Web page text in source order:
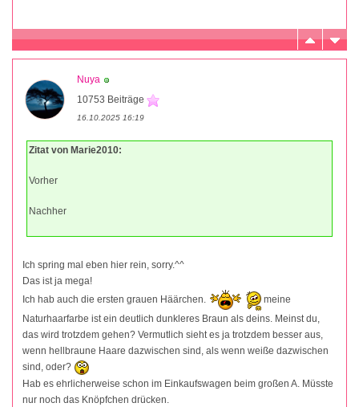
Nuya
10753 Beiträge
16.10.2025 16:19
Zitat von Marie2010:
Vorher
Nachher
Ich spring mal eben hier rein, sorry.^^
Das ist ja mega!
Ich hab auch die ersten grauen Häärchen.
meine
Naturhaarfarbe ist ein deutlich dunkleres Braun als deins. Meinst du,
das wird trotzdem gehen? Vermutlich sieht es ja trotzdem besser aus,
wenn hellbraune Haare dazwischen sind, als wenn weiße dazwischen
sind, oder?
Hab es ehrlicherweise schon im Einkaufswagen beim großen A. Müsste
nur noch das Knöpfchen drücken.